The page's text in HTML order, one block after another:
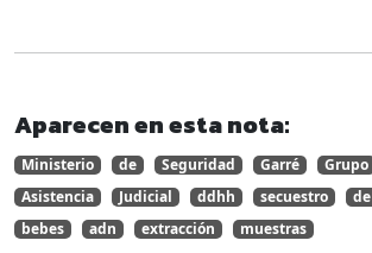
Aparecen en esta nota:
Ministerio de Seguridad Garré Grupo
Asistencia
Judicial ddhh secuestro de
bebes
adn extracción muestras